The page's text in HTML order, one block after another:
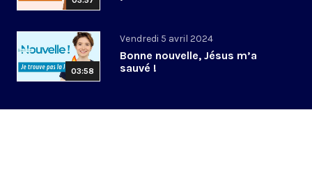
03:58
Vendredi 5 avril 2024
Bonne nouvelle, Jésus m’a
sauvé !